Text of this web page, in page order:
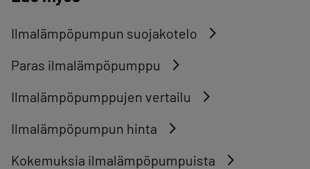
Ilmalämpöpumpun suojakotelo
Paras ilmalämpöpumppu
Ilmalämpöpumppujen vertailu
Ilmalämpöpumpun hinta
Kokemuksia ilmalämpöpumpuista